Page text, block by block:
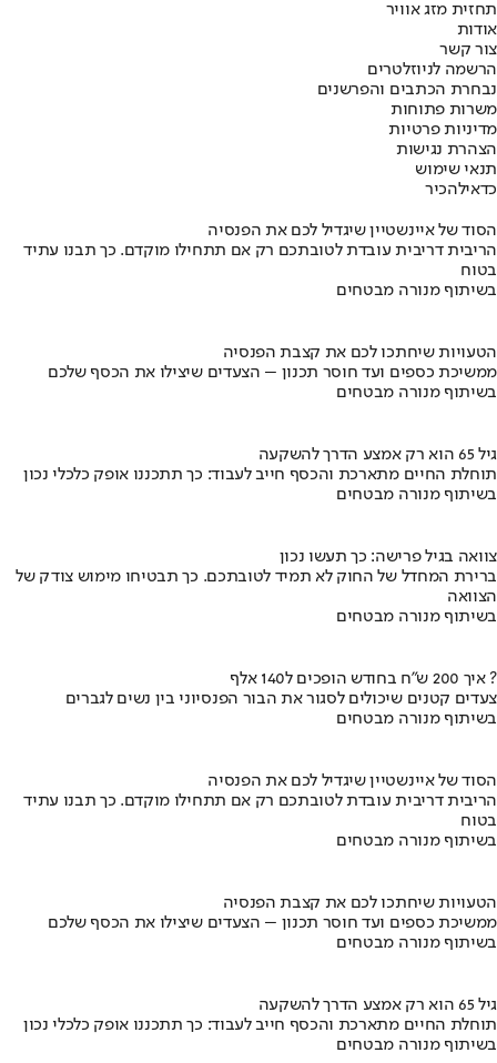
תחזית מזג אוויר
אודות
צור קשר
הרשמה לניוזלטרים
נבחרת הכתבים והפרשנים
משרות פתוחות
מדיניות פרטיות
הצהרת נגישות
תנאי שימוש
כדאילהכיר
הסוד של איינשטיין שיגדיל לכם את הפנסיה
הריבית דריבית עובדת לטובתכם רק אם תתחילו מוקדם. כך תבנו עתיד
בטוח
בשיתוף מנורה מבטחים
הטעויות שיחתכו לכם את קצבת הפנסיה
ממשיכת כספים ועד חוסר תכנון – הצעדים שיצילו את הכסף שלכם
בשיתוף מנורה מבטחים
גיל 65 הוא רק אמצע הדרך להשקעה
תוחלת החיים מתארכת והכסף חייב לעבוד: כך תתכננו אופק כלכלי נכון
בשיתוף מנורה מבטחים
צוואה בגיל פרישה: כך תעשו נכון
ברירת המחדל של החוק לא תמיד לטובתכם. כך תבטיחו מימוש צודק של
הצוואה
בשיתוף מנורה מבטחים
איך 200 ש"ח בחודש הופכים ל140 אלף ?
צעדים קטנים שיכולים לסגור את הבור הפנסיוני בין נשים לגברים
בשיתוף מנורה מבטחים
הסוד של איינשטיין שיגדיל לכם את הפנסיה
הריבית דריבית עובדת לטובתכם רק אם תתחילו מוקדם. כך תבנו עתיד
בטוח
בשיתוף מנורה מבטחים
הטעויות שיחתכו לכם את קצבת הפנסיה
ממשיכת כספים ועד חוסר תכנון – הצעדים שיצילו את הכסף שלכם
בשיתוף מנורה מבטחים
גיל 65 הוא רק אמצע הדרך להשקעה
תוחלת החיים מתארכת והכסף חייב לעבוד: כך תתכננו אופק כלכלי נכון
בשיתוף מנורה מבטחים